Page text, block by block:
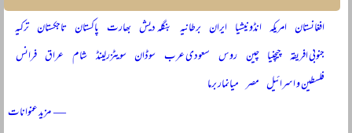
افغانستان امریکہ انڈونیشیا ایران برطانیہ بنگلہ دیش بھارت پاکستان تاجکستان ترکیہ
جنوبی افریقہ چیچنیا چین روس سعودی عرب سوڈان سویٹزرلینڈ شام عراق فرانس
فلسطین و اسرائیل مصر میانمار برما
— مزید عنوانات